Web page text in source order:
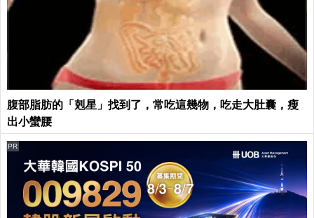
腹部脂肪的「剋星」找到了，常吃這幾物，吃走大肚囊，瘦
出小蠻腰
PR